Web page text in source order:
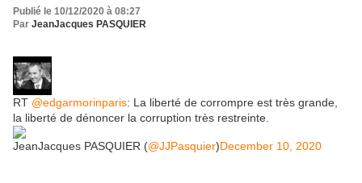
Publié le 10/12/2020 à 08:27
Par JeanJacques PASQUIER
RT @edgarmorinparis: La liberté de corrompre est très grande,
la liberté de dénoncer la corruption très restreinte.
JeanJacques PASQUIER (@JJPasquier)December 10, 2020